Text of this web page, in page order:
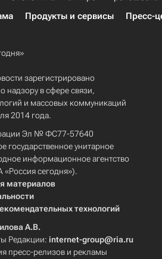
Продукты и сервисы Пресс-
зарегистрировано
надзору в сфере связи,
и массовых коммуникаций
2014 года.
Эл № ФС77-57640
государственное унитарное
информационное агентство
сегодня»).
материалов
технологий
А.В.
Редакции: internet-group@ria.ru
пресс-релизов и рекламы